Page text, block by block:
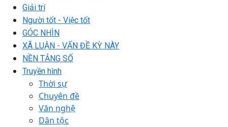
Giải trí
Người tốt - Việc tốt
GÓC NHÌN
XÃ LUẬN - VẤN ĐỀ KỲ NÀY
NỀN TẢNG SỐ
Truyền hình
Thời sự
Chuyên đề
Văn nghệ
Dân tộc